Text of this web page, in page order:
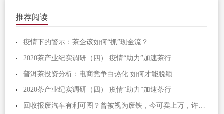
推荐阅读
疫情下的警示：茶企该如何“抓”现金流？
2020茶产业纪实调研（四） 疫情“助力”加速茶行
普洱茶投资分析：电商竞争白热化 如何才能脱颖
2020茶产业纪实调研（四） 疫情“助力”加速茶行